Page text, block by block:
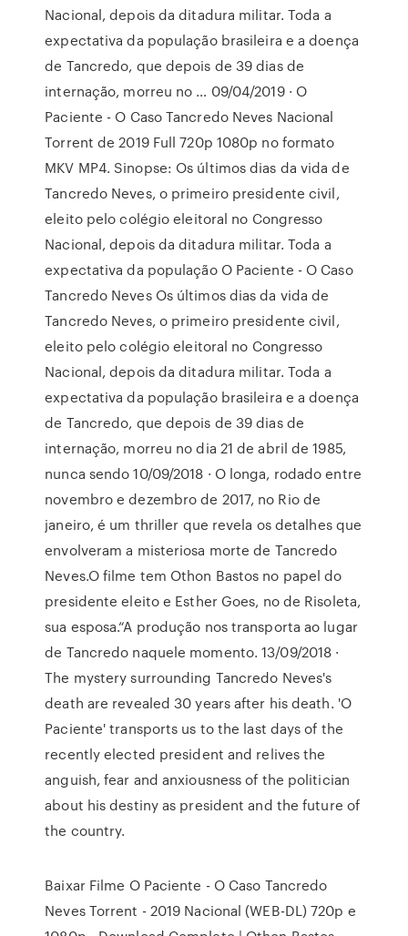
Nacional, depois da ditadura militar. Toda a
expectativa da população brasileira e a doença
de Tancredo, que depois de 39 dias de
internação, morreu no … 09/04/2019 · O
Paciente - O Caso Tancredo Neves Nacional
Torrent de 2019 Full 720p 1080p no formato
MKV MP4. Sinopse: Os últimos dias da vida de
Tancredo Neves, o primeiro presidente civil,
eleito pelo colégio eleitoral no Congresso
Nacional, depois da ditadura militar. Toda a
expectativa da população O Paciente - O Caso
Tancredo Neves Os últimos dias da vida de
Tancredo Neves, o primeiro presidente civil,
eleito pelo colégio eleitoral no Congresso
Nacional, depois da ditadura militar. Toda a
expectativa da população brasileira e a doença
de Tancredo, que depois de 39 dias de
internação, morreu no dia 21 de abril de 1985,
nunca sendo 10/09/2018 · O longa, rodado entre
novembro e dezembro de 2017, no Rio de
janeiro, é um thriller que revela os detalhes que
envolveram a misteriosa morte de Tancredo
Neves.O filme tem Othon Bastos no papel do
presidente eleito e Esther Goes, no de Risoleta,
sua esposa.“A produção nos transporta ao lugar
de Tancredo naquele momento. 13/09/2018 ·
The mystery surrounding Tancredo Neves's
death are revealed 30 years after his death. 'O
Paciente' transports us to the last days of the
recently elected president and relives the
anguish, fear and anxiousness of the politician
about his destiny as president and the future of
the country.
Baixar Filme O Paciente - O Caso Tancredo
Neves Torrent - 2019 Nacional (WEB-DL) 720p e